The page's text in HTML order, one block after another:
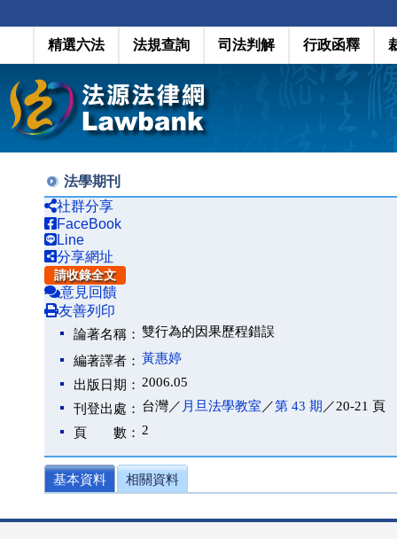
精選六法 法規查詢 司法判解 行政函釋
法學期刊
社群分享
FaceBook
Line
分享網址
請收錄全文
意見回饋
友善列印
論著名稱： 雙行為的因果歷程錯誤
編著譯者： 黃惠婷
出版日期： 2006.05
刊登出處： 台灣／ 月旦法學教室 ／第 43 期 ／20-21 頁
頁 數： 2
基本資料 相關資料